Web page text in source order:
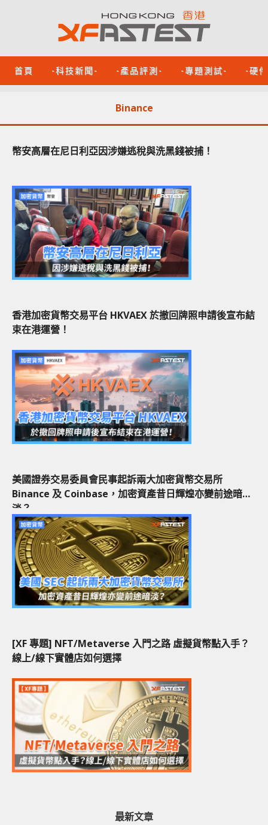
首頁 -科技新聞- -產品評測- -專題測試- -硬
Binance
幣安高層在尼日利亞因涉嫌逃稅與洗黑錢被捕！
香港加密貨幣交易平台 HKVAEX 於撤回牌照申請後宣布結
束在港運營！
美國證券交易委員會民事起訴兩大加密貨幣交易所
Binance 及 Coinbase，加密資產昔日輝煌亦變前途暗
淡？
[XF 專題] NFT/Metaverse 入門之路 虛擬貨幣點入手？
線上/線下實體店如何選擇
最新文章